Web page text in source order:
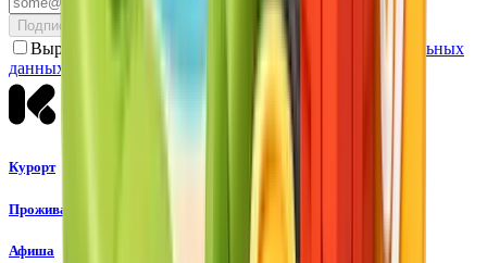
Подписаться
Выражаю согласие с
условиями обработки Персональных
данных
и Программы лояльности
Курорт
Проживание
Афиша